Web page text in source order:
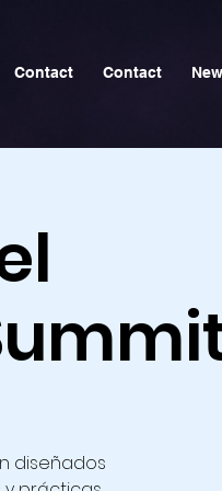
Contact Contact
diseñados